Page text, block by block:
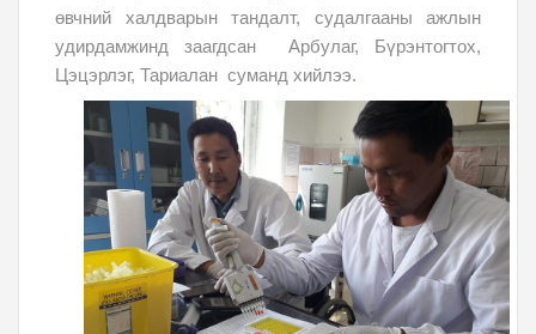
өвчний халдварын тандалт, судалгааны ажлын
удирдамжинд заагдсан
Арбулаг, Бүрэнтогтох,
Цэцэрлэг, Тариалан суманд хийлээ.